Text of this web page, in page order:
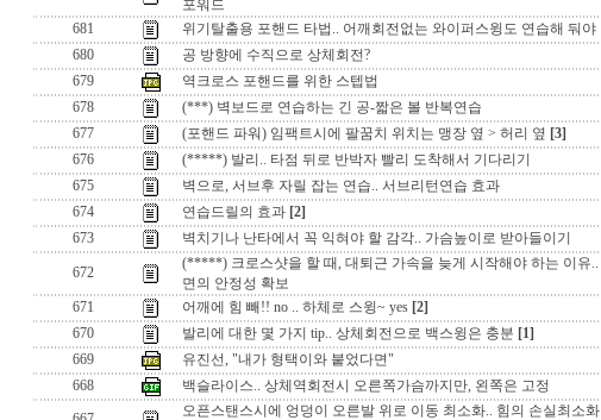
포워드
681 위기탈출용 포핸드 타법.. 어깨회전없는 와이퍼스윙도 연습해 둬야
680
공 방향에 수직으로 상체회전?
679
역크로스 포핸드를 위한 스텝법
678
(***) 벽보드로 연습하는 긴 공-짧은 볼 반복연습
677
(포핸드 파워) 임팩트시에 팔꿈치 위치는 맹장 옆 > 허리 옆 [3]
676
(*****) 발리.. 타점 뒤로 반박자 빨리 도착해서 기다리기
675
벽으로, 서브후 자릴 잡는 연습.. 서브리턴연습 효과
674
연습드릴의 효과 [2]
673
벽치기나 난타에서 꼭 익혀야 할 감각.. 가슴높이로 받아들이기
672
(*****) 크로스샷을 할 때, 대퇴근 가속을 늦게 시작해야 하는 이유..
면의 안정성 확보
671 어깨에 힘 빼!! no .. 하체로 스윙~ yes [2]
670
발리에 대한 몇 가지 tip.. 상체회전으로 백스윙은 충분 [1]
669
유진선, "내가 형택이와 붙었다면"
668
백슬라이스.. 상체역회전시 오른쪽가슴까지만, 왼쪽은 고정
오픈스탠스시에 엉덩이 오른발 위로 이동 최소화.. 힘의 손실최소화